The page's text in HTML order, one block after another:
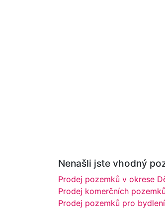
Nenašli jste vhodný
Prodej pozemků v okrese
Prodej komerčních
Prodej pozemků pro